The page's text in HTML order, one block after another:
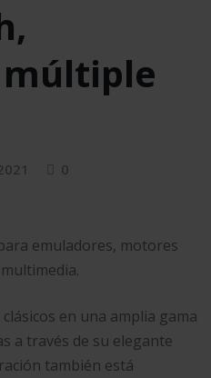
0
emuladores, motores
en una amplia gama
a través de su elegante
también está